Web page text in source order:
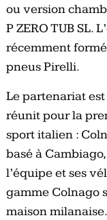
ou version
P ZERO TUB SL.
récemment
pneus Pirelli.
Le partenariat
réunit pour la
sport italien :
basé à
l’équipe et ses
gamme Colnago
maison milanaise.